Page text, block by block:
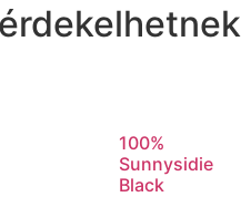
100%
Sunnysidie
Black